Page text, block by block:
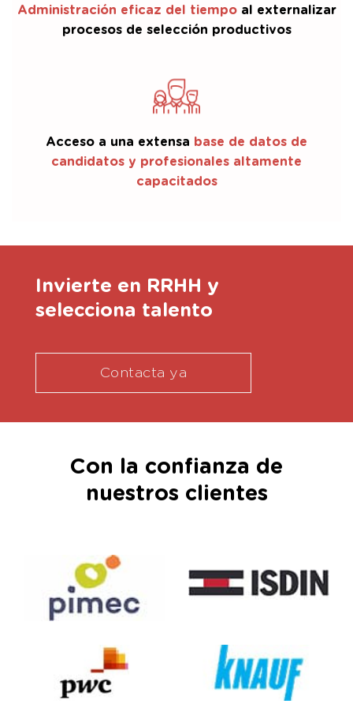
Administración eficaz del tiempo al externalizar
procesos de selección productivos
Acceso a una extensa base de datos de
candidatos y profesionales altamente
capacitados
Invierte en RRHH y
selecciona talento
Contacta ya
Con la confianza de
nuestros clientes